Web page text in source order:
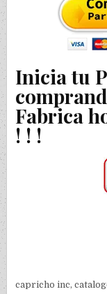
Inicia tu
Fabrica
! ! !
capricho inc,